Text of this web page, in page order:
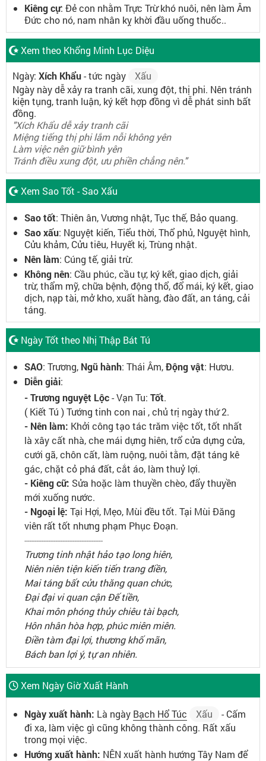
Kiêng cự: Đẻ con nhằm Trực Trừ khó nuôi, nên làm Âm
Đức cho nó, nam nhân kỵ khời đầu uống thuốc..
Xem theo Khổng Minh Lục Diệu
Ngày: Xích Khẩu- tức ngày
Xấu
Ngày này dễ xảy ra tranh cãi, xung đột, thị phi. Nên tránh
kiện tụng, tranh luận, ký kết hợp đồng vì dễ phát sinh bất
đồng.
"Xích Khẩu dễ xảy tranh cãi
Miệng tiếng thị phi lắm nỗi không yên
Làm việc nên giữ bình yên
Tránh điều xung đột, ưu phiền chẳng nên."
Xem Sao Tốt - Sao Xấu
Sao tốt: Thiên ân, Vương nhật, Tục thế, Bảo quang.
Sao xấu: Nguyệt kiến, Tiểu thời, Thổ phủ, Nguyệt hình,
Cửu khảm, Cửu tiêu, Huyết kị, Trùng nhật.
Nên làm: Cúng tế, giải trừ.
Không nên: Cầu phúc, cầu tự, ký kết, giao dịch, giải
trừ, thẩm mỹ, chữa bệnh, động thổ, đổ mái, ký kết, giao
dịch, nạp tài, mở kho, xuất hàng, đào đất, an táng, cải
táng.
Ngày Tốt theo Nhị Thập Bát Tú
SAO: Trương, Ngũ hành: Thái Âm,Động vật: Hươu.
Diễn giải:
- Trương nguyệt Lộc- Vạn Tu: Tốt.
( Kiết Tú ) Tướng tinh con nai , chủ trị ngày thứ 2.
- Nên làm: Khởi công tạo tác trăm việc tốt, tốt nhất
là xây cất nhà, che mái dựng hiên, trổ cửa dựng cửa,
cưới gã, chôn cất, làm ruộng, nuôi tằm, đặt táng kê
gác, chặt cỏ phá đất, cắt áo, làm thuỷ lợi.
- Kiêng cữ: Sửa hoặc làm thuyền chèo, đẩy thuyền
mới xuống nước.
- Ngoại lệ: Tại Hợi, Mẹo, Mùi đều tốt. Tại Mùi Đăng
viên rất tốt nhưng phạm Phục Đoạn.
---------------------------------
Trương tinh nhật hảo tạo long hiên,
Niên niên tiện kiến tiến trang điền,
Mai táng bất cửu thăng quan chức,
Đại đại vi quan cận Đế tiền,
Khai môn phóng thủy chiêu tài bạch,
Hôn nhân hòa hợp, phúc miên miên.
Điền tàm đại lợi, thương khố mãn,
Bách ban lợi ý, tự an nhiên.
Xem Ngày Giờ Xuất Hành
Ngày xuất hành: Là ngày Bạch Hổ Túc Xấu
- Cấm
đi xa, làm việc gì cũng không thành công. Rất xấu
trong mọi việc.
Hướng xuất hành: NÊN xuất hành hướng Tây Nam để